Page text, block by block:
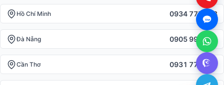
Hồ Chí Minh 0934 777 443
Đà Nẵng 0905 999 656
Cần Thơ 0931 777 527